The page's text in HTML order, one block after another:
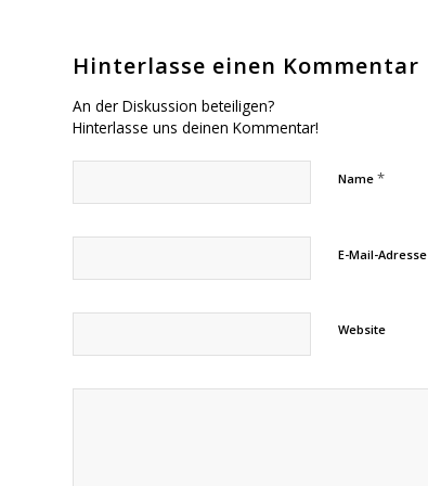
Hinterlasse einen Kommentar
An der Diskussion beteiligen?
Hinterlasse uns deinen Kommentar!
Name *
E-Mail-Adresse
Website